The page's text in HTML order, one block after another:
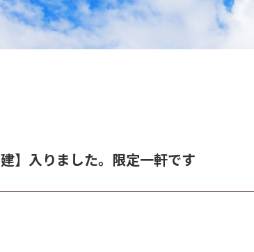
】入りました。限定一軒です